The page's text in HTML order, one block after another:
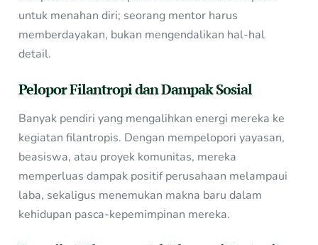
untuk menahan diri; seorang mentor harus
memberdayakan, bukan mengendalikan hal-hal
detail.
Pelopor Filantropi dan Dampak Sosial
Banyak pendiri yang mengalihkan energi mereka ke
kegiatan filantropis. Dengan mempelopori yayasan,
beasiswa, atau proyek komunitas, mereka
memperluas dampak positif perusahaan melampaui
laba, sekaligus menemukan makna baru dalam
kehidupan pasca-kepemimpinan mereka.